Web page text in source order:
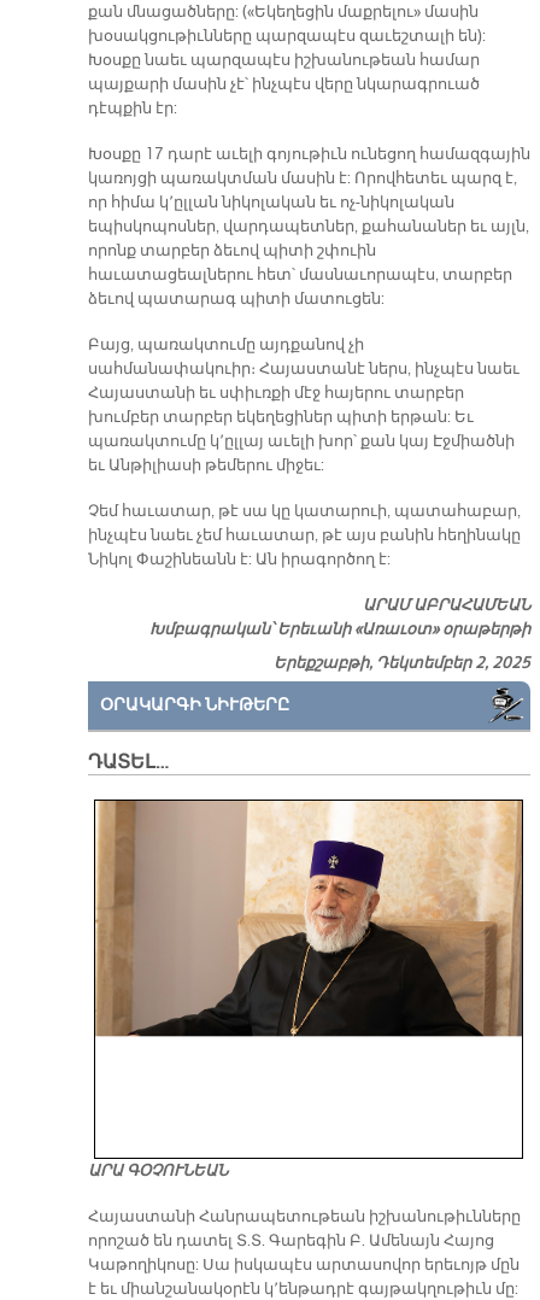
քան մնացածները: («Եկեղեցին մաքրելու» մասին
խօսակցութիւնները պարզապէս զաւեշտալի են):
Խօսքը նաեւ պարզապէս իշխանութեան համար
պայքարի մասին չէ՝ ինչպէս վերը նկարագրուած
դէպքին էր:
Խօսքը 17 դարէ աւելի գոյութիւն ունեցող համազգային
կառոյցի պառակտման մասին է: Որովհետեւ պարզ է,
որ հիմա կ՚ըլլան նիկոլական եւ ոչ-նիկոլական
եպիսկոպոսներ, վարդապետներ, քահանաներ եւ այլն,
որոնք տարբեր ձեւով պիտի շփուին
հաւատացեալներու հետ՝ մասնաւորապէս, տարբեր
ձեւով պատարագ պիտի մատուցեն:
Բայց, պառակտումը այդքանով չի
սահմանափակուիր։ Հայաստանէ ներս, ինչպէս նաեւ
Հայաստանի եւ սփիւռքի մէջ հայերու տարբեր
խումբեր տարբեր եկեղեցիներ պիտի երթան: Եւ
պառակտումը կ՚ըլլայ աւելի խոր՝ քան կայ Էջմիածնի
եւ Անթիլիասի թեմերու միջեւ:
Չեմ հաւատար, թէ սա կը կատարուի, պատահաբար,
ինչպէս նաեւ չեմ հաւատար, թէ այս բանին հեղինակը
Նիկոլ Փաշինեանն է: Ան իրագործող է:
ԱՐԱՄ ԱԲՐԱՀԱՄԵԱՆ
Խմբագրական՝ Երեւանի «Առաւօտ» օրաթերթի
Երեքշաբթի, Դեկտեմբեր 2, 2025
ՕՐԱԿԱՐԳԻ ՆԻՒԹԵՐԸ
ԴԱՏԵԼ…
ԱՐԱ ԳՕՉՈՒՆԵԱՆ
​Հայաստանի Հանրապետութեան իշխանութիւնները
որոշած են դատել Տ.Տ. Գարեգին Բ. Ամենայն Հայոց
Կաթողիկոսը: Սա իսկապէս արտասովոր երեւոյթ մըն
է եւ միանշանակօրէն կ՚ենթադրէ գայթակղութիւն մը: